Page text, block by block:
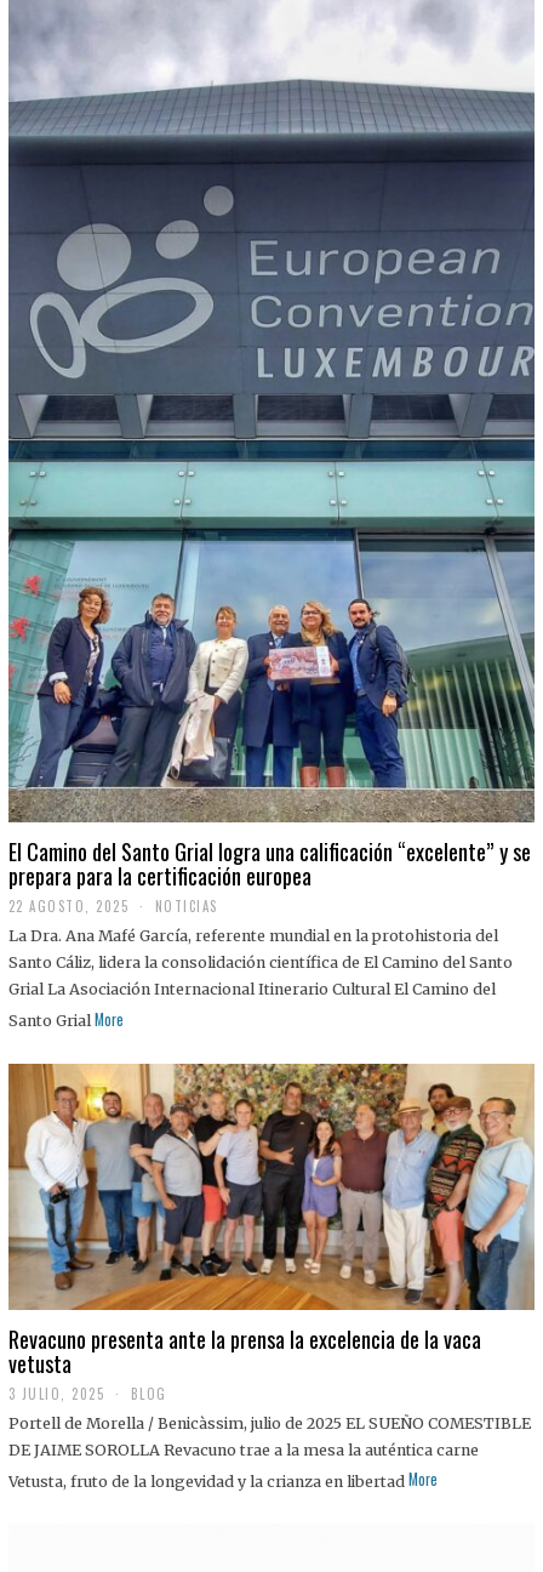
El Camino del Santo Grial logra una calificación “excelente” y se
prepara para la certificación europea
22 AGOSTO, 2025
2
A
G
O
S
2
5
NOTICIAS
La Dra. Ana Mafé García, referente mundial en la protohistoria del
Santo Cáliz, lidera la consolidación científica de El Camino del Santo
Grial La Asociación Internacional Itinerario Cultural El Camino del
Santo Grial More
Revacuno presenta ante la prensa la excelencia de la vaca
vetusta
3 JULIO, 2025
J
U
I
BLOG
Portell de Morella / Benicàssim, julio de 2025 EL SUEÑO COMESTIBLE
DE JAIME SOROLLA Revacuno trae a la mesa la auténtica carne
Vetusta, fruto de la longevidad y la crianza en libertad More